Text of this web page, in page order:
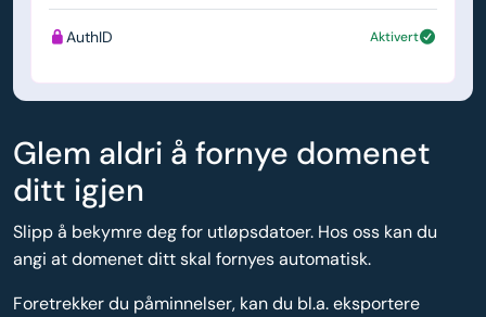
AuthID Aktivert
Glem aldri å fornye domenet
ditt igjen
Slipp å bekymre deg for utløpsdatoer. Hos oss kan du
angi at domenet ditt skal fornyes automatisk.
Foretrekker du påminnelser, kan du bl.a. eksportere